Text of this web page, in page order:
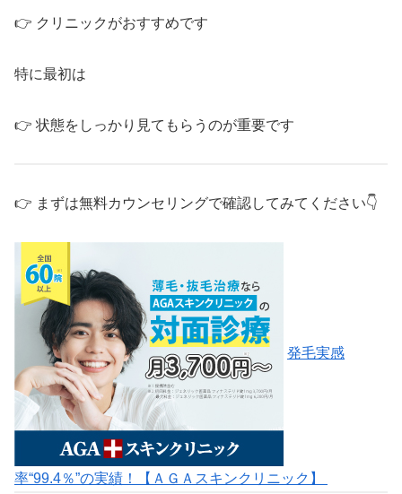
👉 クリニックがおすすめです
特に最初は
👉 状態をしっかり見てもらうのが重要です
👉 まずは無料カウンセリングで確認してみてください👇
発毛実感
率“99.4％”の実績！【ＡＧＡスキンクリニック】